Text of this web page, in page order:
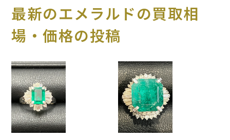
最新のエメラルドの買取相
場・価格の投稿